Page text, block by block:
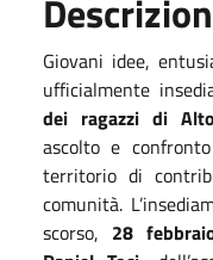
Giovani idee,
ufficialmente
dei ragazzi di
ascolto e
territorio di
comunità.
scorso, 28